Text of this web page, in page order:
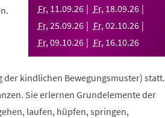
Fr, 11.09.26 Fr, 18.09.26
Fr,25.09.26 Fr,02.10.26
Fr,09.10.26 Fr, 16.10.26
kindlichen Bewegungsmuster)
Sie erlernen Grundelemente der
laufen, hüpfen, springen,